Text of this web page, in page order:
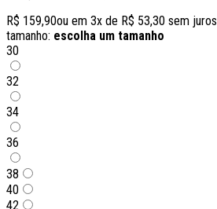
R$ 159,90ou em 3x de R$ 53,30 sem juros
tamanho: escolha um tamanho
30
32
34
36
38
40
42